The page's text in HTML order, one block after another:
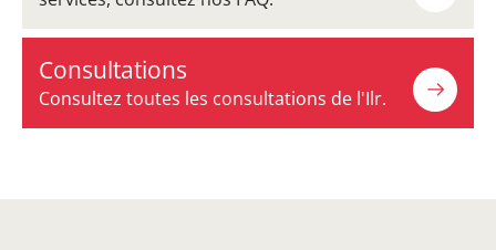
Consultations
Consultez toutes les consultations de l'Ilr.